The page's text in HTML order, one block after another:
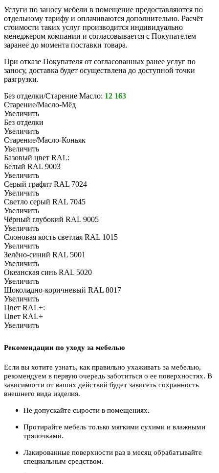
Услуги по заносу мебели в помещение предоставляются по
отдельному тарифу и оплачиваются дополнительно. Расчёт
стоимости таких услуг производится индивидуально
менеджером компании и согласовывается с Покупателем
заранее до момента поставки товара.
При отказе Покупателя от согласованных ранее услуг по
заносу, доставка будет осуществлена до доступной точки
разгрузки.
Без отделки/Старение Масло: 12 163
Старение/Масло-Мёд
Увеличить
Без отделки
Увеличить
Старение/Масло-Коньяк
Увеличить
Базовый цвет RAL:
Белый RAL 9003
Увеличить
Серый графит RAL 7024
Увеличить
Светло серый RAL 7045
Увеличить
Чёрный глубокий RAL 9005
Увеличить
Слоновая кость светлая RAL 1015
Увеличить
Зелёно-синий RAL 5001
Увеличить
Океанская синь RAL 5020
Увеличить
Шоколадно-коричневый RAL 8017
Увеличить
Цвет RAL+:
Цвет RAL+
Увеличить
Рекомендации по уходу за мебелью
Если вы хотите узнать, как правильно ухаживать за мебелью,
рекомендуем в первую очередь заботиться о ее поверхностях. В
зависимости от ваших действий будет зависеть сохранность
внешнего вида изделия.
Не допускайте сырости в помещениях.
Протирайте мебель только мягкими сухими и влажными
тряпочками.
Лакированные поверхности раз в месяц обрабатывайте
специальным средством.